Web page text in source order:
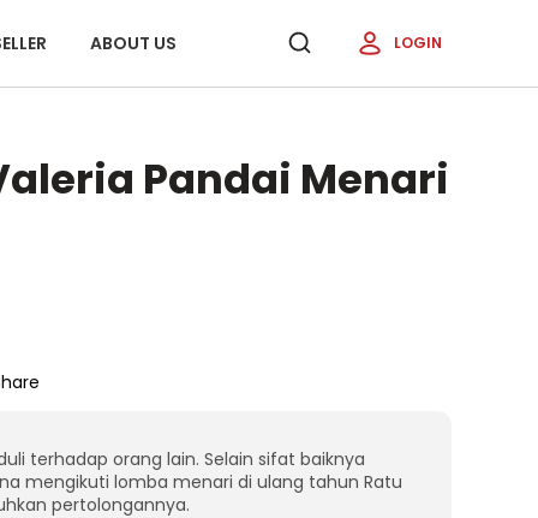
ABOUT US LOGIN
Pandai Menari
terhadap orang lain. Selain sifat baiknya
mengikuti lomba menari di ulang tahun Ratu
pertolongannya.